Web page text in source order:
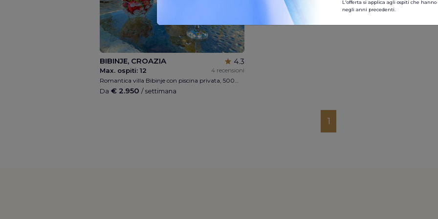
BIBINJE, CROAZIA 4.3
Max. ospiti: 12
4 recensioni
Romantica villa Bibinje con piscina privata, 500m dal mare, 5 camere da letto, 3 bagni, max 12 persone, sauna, jacuzzi,parcheggio, parco giochi, WI-FI, vicino a Zara
Da € 2.950 / settimana
1
L'offerta si applica agli ospiti che
negli anni precedenti.